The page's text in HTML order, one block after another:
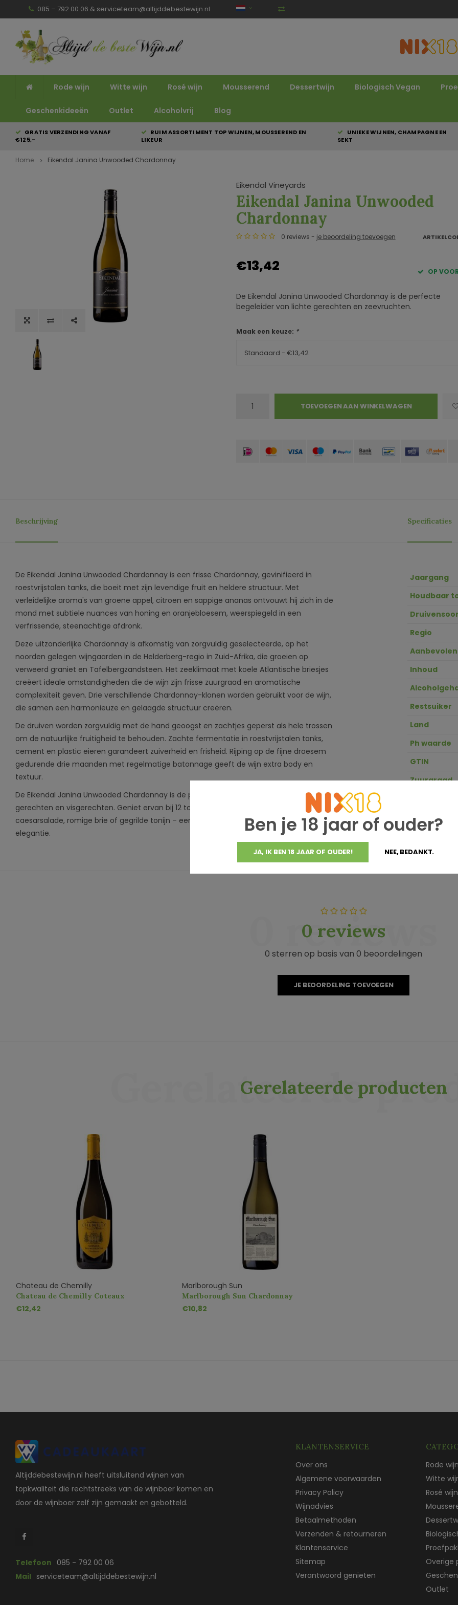
085 – 792 00 06 & serviceteam@altijddebestewijn.nl
Rode wijn Witte wijn Rosé wijn Mousserend Dessertwijn Biologisch Vegan
Geschenkideeën Outlet Alcoholvrij Blog
GRATIS VERZENDING VANAF
€125,-
RUIM ASSORTIMENT TOP WIJNEN, MOUSSEREND EN
LIKEUR
UNIEKE WIJNEN, CHAMPAGNE EN
SEKT
Ben je 18 jaar of ouder?
JA, IK BEN 18 JAAR OF OUDER! NEE, BEDANKT.
Home Eikendal Janina Unwooded Chardonnay
Eikendal Vineyards
Eikendal Janina Unwooded
Chardonnay
0 reviews - je beoordeling toevoegen
€13,42 OP
De Eikendal Janina Unwooded Chardonnay is de perfecte
begeleider van lichte gerechten en zeevruchten.
Maak een keuze: *
Standaard - €13,42
TOEVOEGEN AAN WINKELWAGEN
Beschrijving Specificaties
De Eikendal Janina Unwooded Chardonnay is een frisse Chardonnay, gevinifieerd in
roestvrijstalen tanks, die boeit met zijn levendige fruit en heldere structuur. Met
verleidelijke aroma's van groene appel, citroen en sappige ananas ontvouwt hij zich in de
mond met subtiele nuances van honing en oranjebloesem, weerspiegeld in een
verfrissende, steenachtige afdronk.
Deze uitzonderlijke Chardonnay is afkomstig van zorgvuldig geselecteerde, op het
noorden gelegen wijngaarden in de Helderberg-regio in Zuid-Afrika, die groeien op
verweerd graniet en Tafelbergzandsteen. Het zeeklimaat met koele Atlantische briesjes
creëert ideale omstandigheden die de wijn zijn frisse zuurgraad en aromatische
complexiteit geven. Drie verschillende Chardonnay-klonen worden gebruikt voor de wijn,
die samen een harmonieuze en gelaagde structuur creëren.
De druiven worden zorgvuldig met de hand geoogst en zachtjes geperst als hele trossen
om de natuurlijke fruitigheid te behouden. Zachte fermentatie in roestvrijstalen tanks,
cement en plastic eieren garandeert zuiverheid en frisheid. Rijping op de fijne droesem
gedurende drie maanden met regelmatige batonnage geeft de wijn extra body en
textuur.
De Eikendal Janina Unwooded Chardonnay is de perfecte begeleider van lichte
gerechten en visgerechten. Geniet ervan bij 12 tot 14 graden Celsius met een frisse
caesarsalade, romige brie of gegrilde tonijn – een veelzijdige witte wijn met karakter en
elegantie.
Jaargang
Houdbaar
Regio
Inhoud
Restsuiker
Land
Ph waarde
GTIN
Zuurgraad
0 reviews
0 reviews
0 sterren op basis van 0 beoordelingen
JE BEOORDELING TOEVOEGEN
Gerelateerde producten
Gerelateerde
Chateau de Chemilly
Chateau de Chemilly Coteaux
Bourguignons Chardonnay
€12,42
Marlborough Sun
Marlborough Sun Chardonnay
€10,82
Altijddebestewijn.nl heeft uitsluitend wijnen van
topkwaliteit die rechtstreeks van de wijnboer komen en
door de wijnboer zelf zijn gemaakt en gebotteld.
Telefoon 085 - 792 00 06
Mail serviceteam@altijddebestewijn.nl
KLANTENSERVICE
Over ons
Algemene voorwaarden
Privacy Policy
Wijnadvies
Betaalmethoden
Verzenden & retourneren
Klantenservice
Sitemap
Verantwoord genieten
Rode wijn
Witte
Rosé wijn
Overige
Outlet